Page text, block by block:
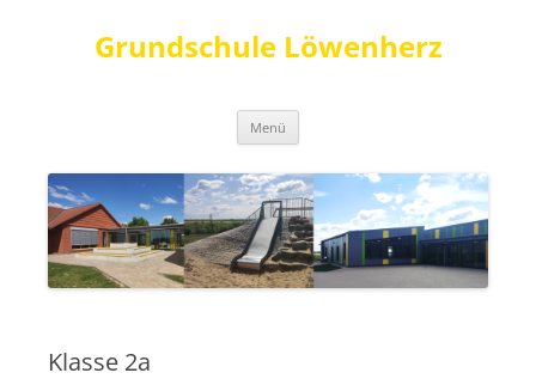
Grundschule Löwenherz
Menü
Klasse 2a